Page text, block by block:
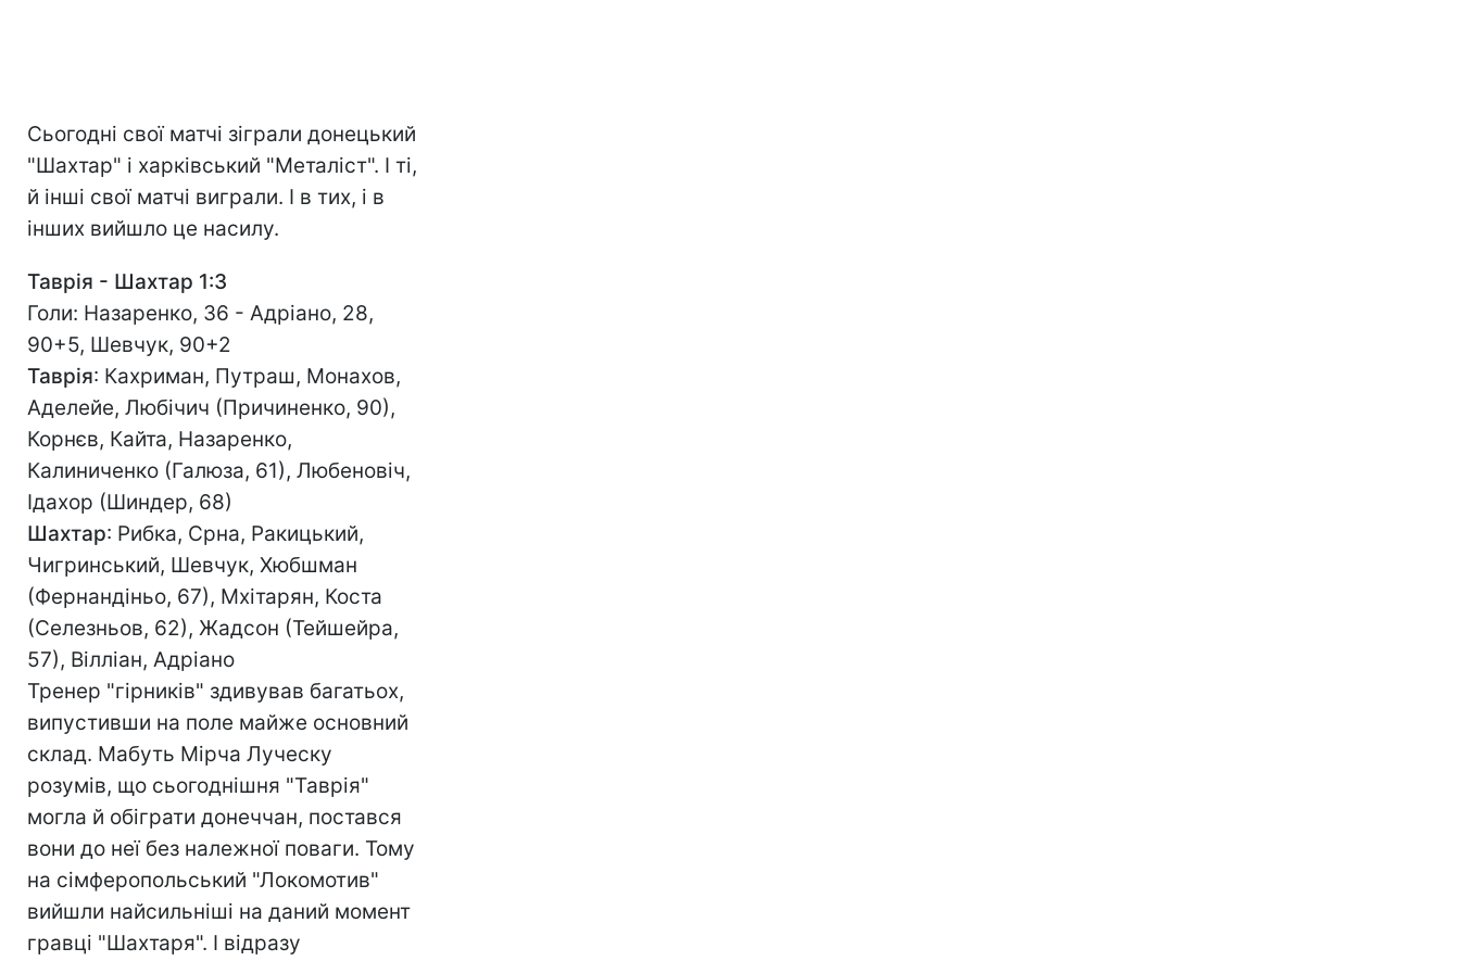
Сьогодні свої матчі зіграли донецький
"Шахтар" і харківський "Металіст". І ті,
й інші свої матчі виграли. І в тих, і в
інших вийшло це насилу.
Таврія - Шахтар 1:3
Голи: Назаренко, 36 - Адріано, 28,
90+5, Шевчук, 90+2
Таврія: Кахриман, Путраш, Монахов,
Аделейе, Любічич (Причиненко, 90),
Корнєв, Кайта, Назаренко,
Калиниченко (Галюза, 61), Любеновіч,
Ідахор (Шиндер, 68)
Шахтар: Рибка, Срна, Ракицький,
Чигринський, Шевчук, Хюбшман
(Фернандіньо, 67), Мхітарян, Коста
(Селезньов, 62), Жадсон (Тейшейра,
57), Вілліан, Адріано
Тренер "гірників" здивував багатьох,
випустивши на поле майже основний
склад. Мабуть Мірча Луческу
розумів, що сьогоднішня "Таврія"
могла й обіграти донеччан, постався
вони до неї без належної поваги. Тому
на сімферопольський "Локомотив"
вийшли найсильніші на даний момент
гравці "Шахтаря". І відразу